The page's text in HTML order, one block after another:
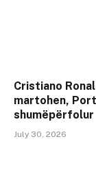
Cristiano
martohen,
shumëpërfolur
July 30, 2026